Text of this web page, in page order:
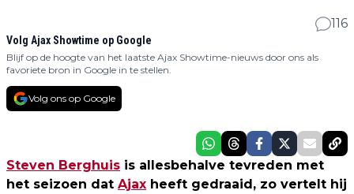
116
Volg Ajax Showtime op Google
Blijf op de hoogte van het laatste Ajax Showtime-nieuws door ons als
favoriete bron in Google in te stellen.
Volg ons op Google
Steven Berghuis is allesbehalve tevreden met
het seizoen dat Ajax heeft gedraaid, zo vertelt hij